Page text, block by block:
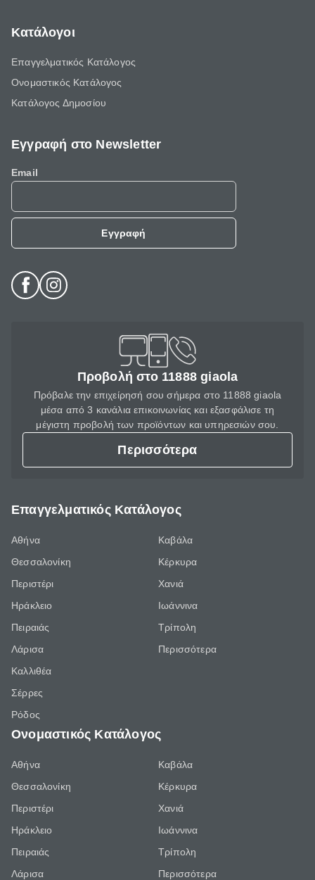
Κατάλογοι
Επαγγελματικός Κατάλογος
Ονομαστικός Κατάλογος
Κατάλογος Δημοσίου
Εγγραφή στο Newsletter
Email
Εγγραφή
Προβολή στο 11888 giaola
Πρόβαλε την επιχείρησή σου σήμερα στο 11888 giaola
μέσα από 3 κανάλια επικοινωνίας και εξασφάλισε τη
μέγιστη προβολή των προϊόντων και υπηρεσιών σου.
Περισσότερα
Επαγγελματικός Κατάλογος
Αθήνα
Θεσσαλονίκη
Περιστέρι
Ηράκλειο
Πειραιάς
Λάρισα
Καλλιθέα
Σέρρες
Ρόδος
Καβάλα
Κέρκυρα
Χανιά
Ιωάννινα
Τρίπολη
Περισσότερα
Ονομαστικός Κατάλογος
Αθήνα
Θεσσαλονίκη
Περιστέρι
Ηράκλειο
Πειραιάς
Λάρισα
Καβάλα
Κέρκυρα
Χανιά
Ιωάννινα
Τρίπολη
Περισσότερα